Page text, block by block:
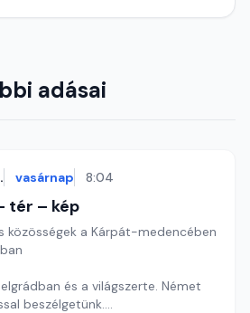
adásai
vasárnap 8:04
tér – kép
közösségek a Kárpát-medencében
és a világszerte. Német
beszélgetünk.